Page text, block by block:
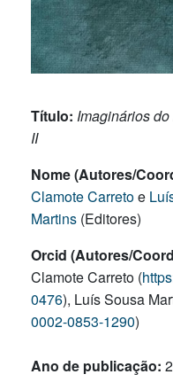
Título: Imaginários
II
Nome (Autores/
Clamote Carretoe
Martins (Editores)
Orcid (Autores/
Clamote Carreto (
0476), Luís Sousa
0002-0853-1290)
Ano de publicação: